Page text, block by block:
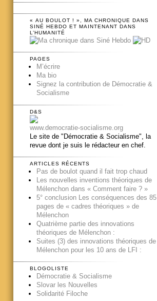
« AU BOULOT ! », MA CHRONIQUE DANS
SINÉ HEBDO ET MAINTENANT DANS
L’HUMANITÉ
PAGES
M’écrire
Ma bio
Signez la contribution de Démocratie &
Socialisme
D&S
www.democratie-socialisme.org
Le site de "Démocratie & Socialisme", la
revue dont je suis le rédacteur en chef.
ARTICLES RÉCENTS
Pas de boulot quand il fait trop chaud
Les nouvelles inventions théoriques de
Mélenchon dans « Comment faire ? »
5° conclusion Les conséquences des 85
pages de « cadres théoriques » de
Mélenchon
Quatrième partie des innovations
théoriques de Mélenchon :
Suites (3) des innovations théoriques de
Mélenchon pour les 10 ans de LFI :
BLOGOLISTE
Démocratie & Socialisme
Slovar les Nouvelles
Solidarité Filoche